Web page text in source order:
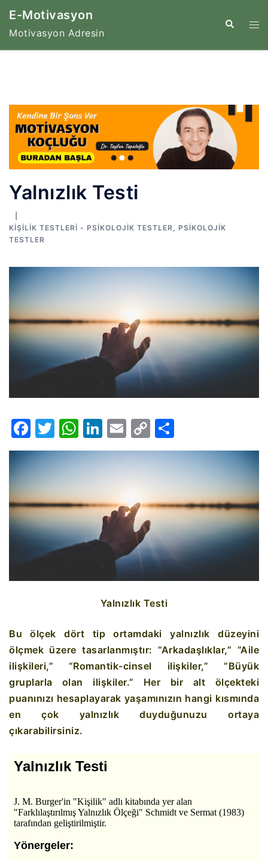
İçeriğe
E-Motivasyon
Motivasyon Adresin
Search
Yalnızlık Testi
KIŞILIK TESTLERI - PSIKOLOJIK TESTLER
PSIKOLOJIK
TESTLER
Facebook
Twitter
WhatsApp
LinkedIn
Email
Copy
Link
Yalnızlık Testi
Bu ölçek dört tip ortamdaki yalnızlık düzeyini
ölçmek üzere tasarlanmıştır: “Arkadaşlıklar,” “Aile
ilişkileri,” “Romantik-cinsel ilişkiler,” “Büyük
gruplarla olan ilişkiler.” Her bir alt ölçekteki
puanınızı hesaplayarak yaşamınızın hangi kısmında
en çok yalnızlık duyduğunuzu ortaya
çıkarabilirsiniz.